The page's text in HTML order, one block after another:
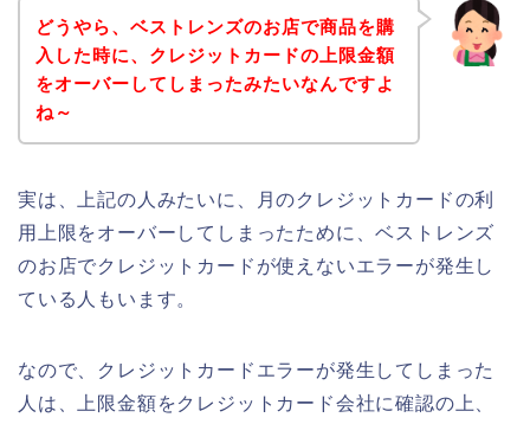
どうやら、ベストレンズのお店で商品を購
入した時に、クレジットカードの上限金額
をオーバーしてしまったみたいなんですよ
ね～
実は、上記の人みたいに、月のクレジットカードの利
用上限をオーバーしてしまったために、ベストレンズ
のお店でクレジットカードが使えないエラーが発生し
ている人もいます。
なので、クレジットカードエラーが発生してしまった
人は、上限金額をクレジットカード会社に確認の上、